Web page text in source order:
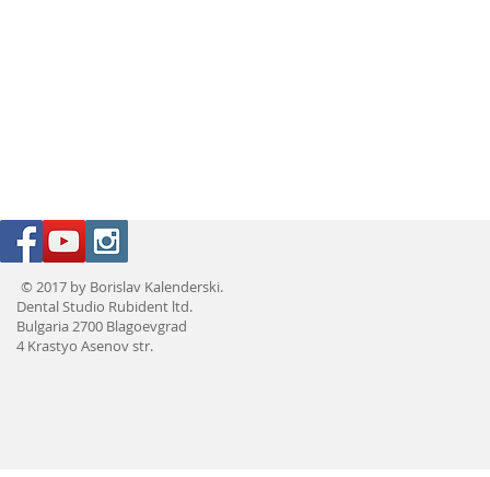
© 2017 by Borislav Kalenderski.
Dental Studio Rubident ltd.
Bulgaria 2700 Blagoevgrad
4 Krastyo Asenov str.